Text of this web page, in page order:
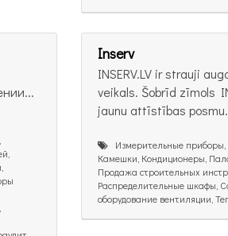
Inserv
INSERV.LV ir strauji
veikals. Šobrīd zīmols
jaunu attīstības
Измерительные
Камешки, Кондиционеры,
Продажа строительных
Распределительные шкафы,
оборудование вентиляции,